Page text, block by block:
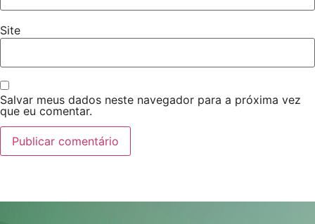
Site
Salvar meus dados neste navegador para a próxima vez
que eu comentar.